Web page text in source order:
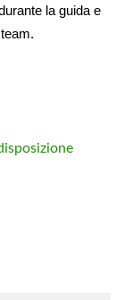
la guida e